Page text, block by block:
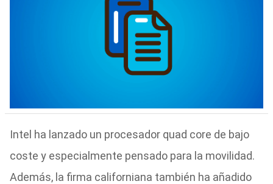
Intel ha lanzado un procesador quad core de bajo
coste y especialmente pensado para la movilidad.
Además, la firma californiana también ha añadido